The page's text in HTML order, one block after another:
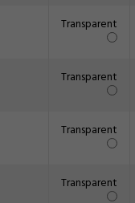
Transparent
Transparent
Transparent
Transparent